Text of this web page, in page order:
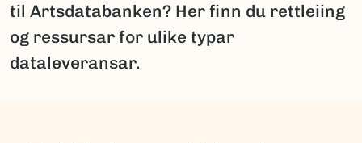
til Artsdatabanken? Her finn du rettleiing
og ressursar for ulike typar
dataleveransar.